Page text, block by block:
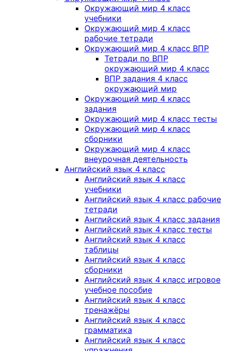
Окружающий мир 4 класс
учебники
Окружающий мир 4 класс
рабочие тетради
Окружающий мир 4 класс ВПР
Тетради по ВПР
окружающий мир 4 класс
ВПР задания 4 класс
окружающий мир
Окружающий мир 4 класс
задания
Окружающий мир 4 класс тесты
Окружающий мир 4 класс
сборники
Окружающий мир 4 класс
внеурочная деятельность
Английский язык 4 класс
Английский язык 4 класс
учебники
Английский язык 4 класс рабочие
тетради
Английский язык 4 класс задания
Английский язык 4 класс тесты
Английский язык 4 класс
таблицы
Английский язык 4 класс
сборники
Английский язык 4 класс игровое
учебное пособие
Английский язык 4 класс
тренажёры
Английский язык 4 класс
грамматика
Английский язык 4 класс